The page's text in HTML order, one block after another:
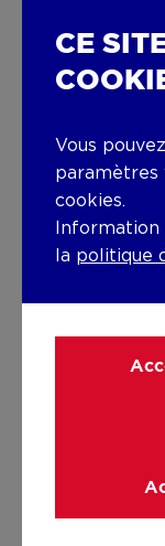
B4-
03
CE
Vous
paramètres
cookies.
Information
la politique